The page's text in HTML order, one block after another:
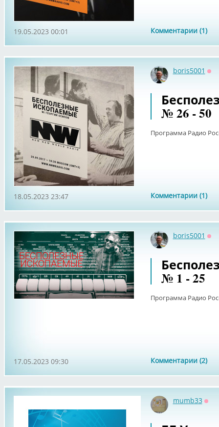
Комментарии (1)
19.05.2023 00:01
boris5001
№ 26 - 50
Программа Радио
Комментарии (1)
18.05.2023 23:47
boris5001
№ 1 - 25
Программа Радио
Комментарии (2)
17.05.2023 09:30
mumb33